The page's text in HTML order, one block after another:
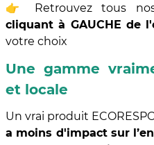
👉 Retrouvez tous
cliquant à GAUCHE de
votre choix
Une gamme
et locale
Un vrai produit
a moins d'impact sur